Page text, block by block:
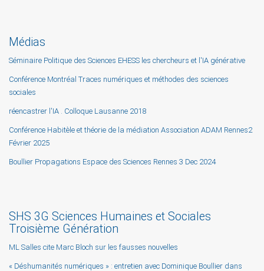
Médias
Séminaire Politique des Sciences EHESS les chercheurs et l'IA générative
Conférence Montréal Traces numériques et méthodes des sciences
sociales
réencastrer l'IA . Colloque Lausanne 2018
Conférence Habitèle et théorie de la médiation Association ADAM Rennes2
Février 2025
Boullier Propagations Espace des Sciences Rennes 3 Dec 2024
SHS 3G Sciences Humaines et Sociales
Troisième Génération
ML Salles cite Marc Bloch sur les fausses nouvelles
« Déshumanités numériques » : entretien avec Dominique Boullier dans